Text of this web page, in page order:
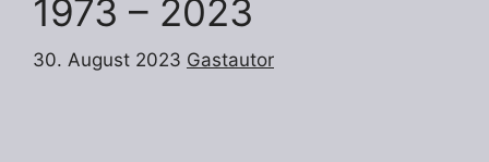
1973 – 2023
30. August 2023 Gastautor